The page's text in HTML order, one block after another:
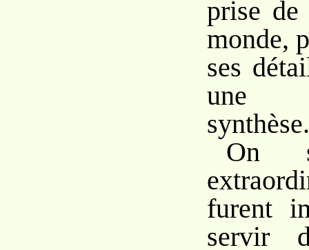
prise de
monde,
ses
une
synthèse.
On
furent
servir